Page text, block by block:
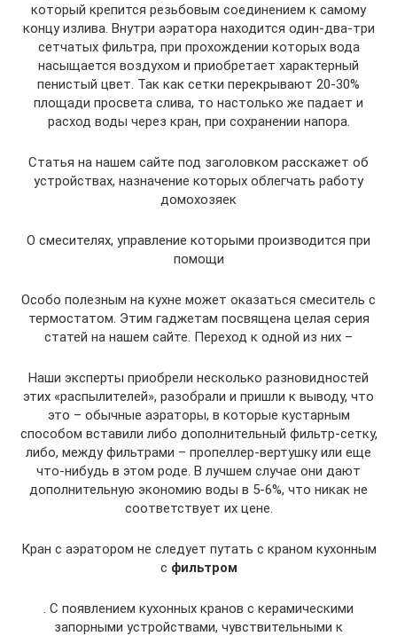
который крепится резьбовым соединением к самому
концу излива. Внутри аэратора находится один-два-три
сетчатых фильтра, при прохождении которых вода
насыщается воздухом и приобретает характерный
пенистый цвет. Так как сетки перекрывают 20-30%
площади просвета слива, то настолько же падает и
расход воды через кран, при сохранении напора.
Статья на нашем сайте под заголовком расскажет об
устройствах, назначение которых облегчать работу
домохозяек
О смесителях, управление которыми производится при
помощи
Особо полезным на кухне может оказаться смеситель с
термостатом. Этим гаджетам посвящена целая серия
статей на нашем сайте. Переход к одной из них –
Наши эксперты приобрели несколько разновидностей
этих «распылителей», разобрали и пришли к выводу, что
это – обычные аэраторы, в которые кустарным
способом вставили либо дополнительный фильтр-сетку,
либо, между фильтрами – пропеллер-вертушку или еще
что-нибудь в этом роде. В лучшем случае они дают
дополнительную экономию воды в 5-6%, что никак не
соответствует их цене.
Кран с аэратором не следует путать с краном кухонным
с фильтром
. С появлением кухонных кранов с керамическими
запорными устройствами, чувствительными к